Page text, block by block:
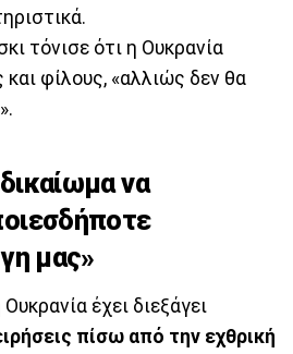
τόνισε ότι η Ουκρανία
και φίλους, «αλλιώς δεν θα
να
μας»
έχει διεξάγει
πίσω από την εχθρική